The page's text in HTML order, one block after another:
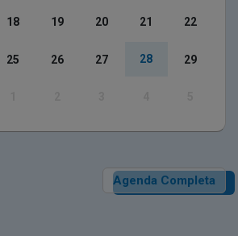
18 19 20 21 22
25 26 27 28 29
Agenda Completa